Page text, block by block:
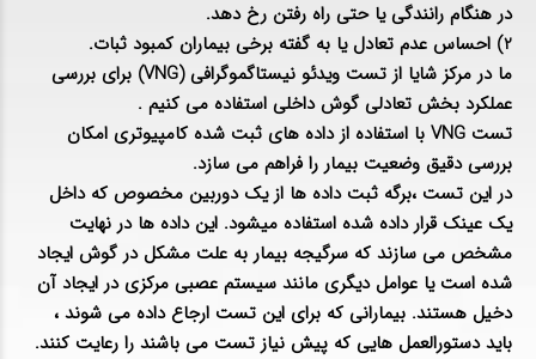
در هنگام رانندگی یا حتی راه رفتن رخ دهد.
2) احساس عدم تعادل یا به گفته برخی بیماران کمبود ثبات.
ما در مرکز شایا از تست ویدئو نیستاگموگرافی (VNG) برای بررسی
عملکرد بخش تعادلی گوش داخلی استفاده می کنیم .
تست VNG با استفاده از داده های ثبت شده کامپیوتری امکان
بررسی دقیق وضعیت بیمار را فراهم می سازد.
در این تست ،برگه ثبت داده ها از یک دوربین مخصوص که داخل
یک عینک قرار داده شده استفاده میشود. این داده ها در نهایت
مشخص می سازند که سرگیجه بیمار به علت مشکل در گوش ایجاد
شده است یا عوامل دیگری مانند سیستم عصبی مرکزی در ایجاد آن
دخیل هستند. بیمارانی که برای این تست ارجاع داده می شوند ،
باید دستورالعمل هایی که پیش نیاز تست می باشند را رعایت کنند.